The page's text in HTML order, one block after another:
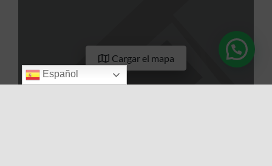
Cargar el mapa
Español